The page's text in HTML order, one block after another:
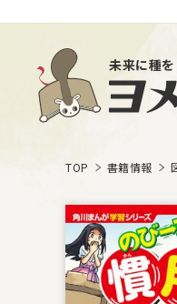
未来に種を
TOP 書籍情報